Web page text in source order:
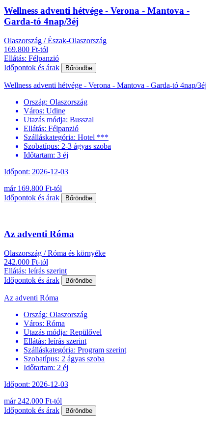
Wellness adventi hétvége - Verona - Mantova -
Garda-tó 4nap/3éj
Olaszország / Észak-Olaszország
169.800 Ft-tól
Ellátás: Félpanzió
Időpontok és árak
Bőröndbe
Wellness adventi hétvége - Verona - Mantova - Garda-tó 4nap/3éj
Ország: Olaszország
Város: Udine
Utazás módja: Busszal
Ellátás: Félpanzió
Szálláskategória: Hotel ***
Szobatípus: 2-3 ágyas szoba
Időtartam: 3 éj
Időpont: 2026-12-03
már 169.800 Ft-tól
Időpontok és árak
Bőröndbe
Az adventi Róma
Olaszország / Róma és környéke
242.000 Ft-tól
Ellátás: leírás szerint
Időpontok és árak
Bőröndbe
Az adventi Róma
Ország: Olaszország
Város: Róma
Utazás módja: Repülővel
Ellátás: leírás szerint
Szálláskategória: Program szerint
Szobatípus: 2 ágyas szoba
Időtartam: 2 éj
Időpont: 2026-12-03
már 242.000 Ft-tól
Időpontok és árak
Bőröndbe